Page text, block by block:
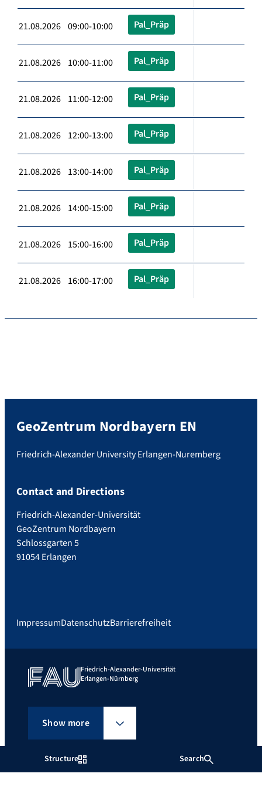
Structure Search
21.08.2026 09:00-10:00 Pal_Präp
21.08.2026 10:00-11:00 Pal_Präp
21.08.2026 11:00-12:00 Pal_Präp
21.08.2026 12:00-13:00 Pal_Präp
21.08.2026 13:00-14:00 Pal_Präp
21.08.2026 14:00-15:00 Pal_Präp
21.08.2026 15:00-16:00 Pal_Präp
21.08.2026 16:00-17:00 Pal_Präp
GeoZentrum Nordbayern EN
Friedrich-Alexander University Erlangen-Nuremberg
Contact and Directions
Friedrich-Alexander-Universität
GeoZentrum Nordbayern
Schlossgarten 5
91054 Erlangen
ImpressumDatenschutzBarrierefreiheit
Friedrich-Alexander-Universität
Erlangen-Nürnberg
Show more